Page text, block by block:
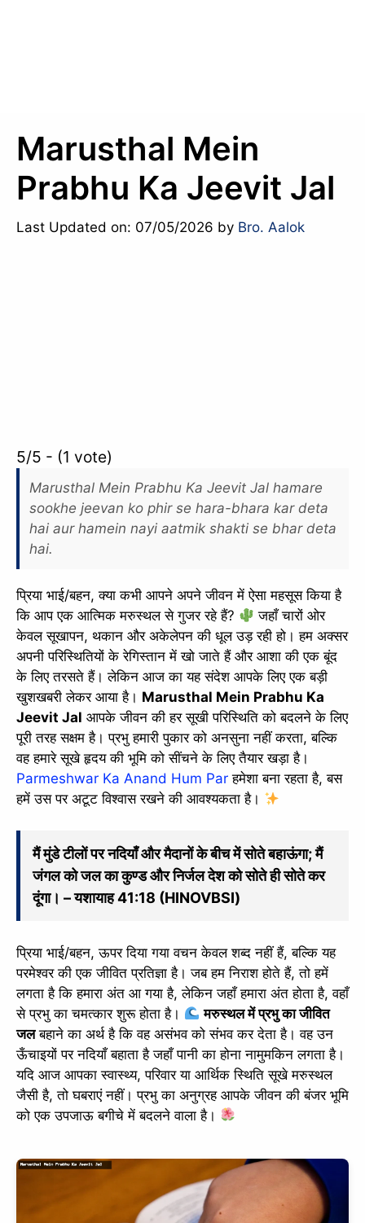
Marusthal Mein
Prabhu Ka Jeevit Jal
Last Updated on: 07/05/2026 by Bro. Aalok
5/5 - (1 vote)
Marusthal Mein Prabhu Ka Jeevit Jal hamare
sookhe jeevan ko phir se hara-bhara kar deta
hai aur hamein nayi aatmik shakti se bhar deta
hai.
प्रिया भाई/बहन, क्या कभी आपने अपने जीवन में ऐसा महसूस किया है
कि आप एक आत्मिक मरुस्थल से गुजर रहे हैं?
जहाँ चारों ओर
केवल सूखापन, थकान और अकेलेपन की धूल उड़ रही हो। हम अक्सर
अपनी परिस्थितियों के रेगिस्तान में खो जाते हैं और आशा की एक बूंद
के लिए तरसते हैं। लेकिन आज का यह संदेश आपके लिए एक बड़ी
खुशखबरी लेकर आया है। Marusthal Mein Prabhu Ka
Jeevit Jal आपके जीवन की हर सूखी परिस्थिति को बदलने के लिए
पूरी तरह सक्षम है। प्रभु हमारी पुकार को अनसुना नहीं करता, बल्कि
वह हमारे सूखे हृदय की भूमि को सींचने के लिए तैयार खड़ा है।
Parmeshwar Ka Anand Hum Par हमेशा बना रहता है, बस
हमें उस पर अटूट विश्वास रखने की आवश्यकता है।
मैं मुंडे टीलों पर नदियाँ और मैदानों के बीच में सोते बहाऊंगा; मैं
जंगल को जल का कुण्ड और निर्जल देश को सोते ही सोते कर
दूंगा। – यशायाह 41:18 (HINOVBSI)
प्रिया भाई/बहन, ऊपर दिया गया वचन केवल शब्द नहीं हैं, बल्कि यह
परमेश्वर की एक जीवित प्रतिज्ञा है। जब हम निराश होते हैं, तो हमें
लगता है कि हमारा अंत आ गया है, लेकिन जहाँ हमारा अंत होता है, वहाँ
से प्रभु का चमत्कार शुरू होता है।
मरुस्थल में प्रभु का जीवित
जलबहाने का अर्थ है कि वह असंभव को संभव कर देता है। वह उन
ऊँचाइयों पर नदियाँ बहाता है जहाँ पानी का होना नामुमकिन लगता है।
यदि आज आपका स्वास्थ्य, परिवार या आर्थिक स्थिति सूखे मरुस्थल
जैसी है, तो घबराएं नहीं। प्रभु का अनुग्रह आपके जीवन की बंजर भूमि
को एक उपजाऊ बगीचे में बदलने वाला है।